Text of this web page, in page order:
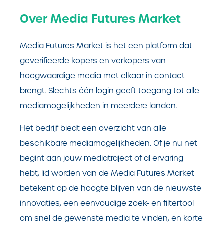
Over Media Futures Market
Media Futures Market is het een platform dat
geverifieerde kopers en verkopers van
hoogwaardige media met elkaar in contact
brengt. Slechts één login geeft toegang tot alle
mediamogelijkheden in meerdere landen.
Het bedrijf biedt een overzicht van alle
beschikbare mediamogelijkheden. Of je nu net
begint aan jouw mediatraject of al ervaring
hebt, lid worden van de Media Futures Market
betekent op de hoogte blijven van de nieuwste
innovaties, een eenvoudige zoek- en filtertool
om snel de gewenste media te vinden, en korte